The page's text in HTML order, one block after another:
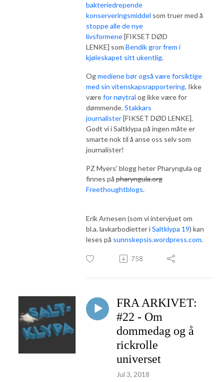
bakteriedrepende
konserveringsmiddel som truer med å
stoppe alle de nye
livsformene[FIKSET DØD
LENKE] som Bendik gror frem i
kjøleskapet sitt ukentlig.
Ogmediene bør også være forsiktige
med sin vitenskapsrapportering. Ikke
værefor nøytral og ikke være for
dømmende.Stakkars
journalister[FIKSET DØD LENKE].
Godt vi i Saltklypa på ingen måte er
smarte nok til å anse oss selv som
journalister!
PZ Myers' blogg heter Pharyngula og
finnes på pharyngula.org
Freethoughtblogs.
Erik Arnesen (som vi intervjuet om
bl.a. lavkarbodietter iSaltklypa 19) kan
leses på sunnskepsis.wordpress.com.
758
FRA ARKIVET:
#22 - Om
dommedag og å
rickrolle
universet
Jul 3, 2018